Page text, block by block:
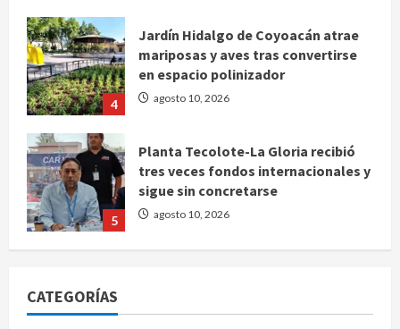
4
mariposas y aves tras convertirse
en espacio polinizador
agosto 10, 2026
5
tres veces fondos internacionales y
sigue sin concretarse
agosto 10, 2026
agosto 10, 2026
CATEGORÍAS